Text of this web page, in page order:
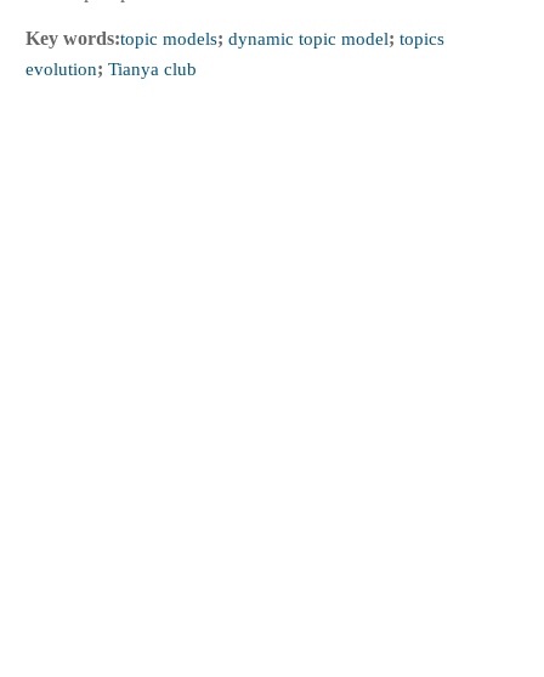
Key words:topic models; dynamic topic model; topics
evolution; Tianya club